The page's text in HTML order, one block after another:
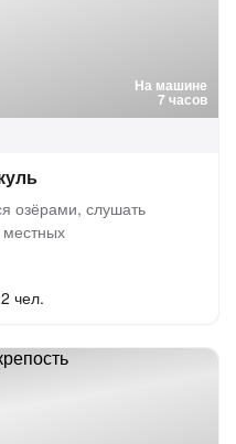
На машине
7 часов
озёрами, слушать
местных
чел.